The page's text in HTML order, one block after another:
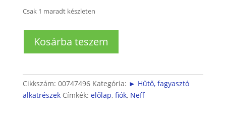
Csak 1 maradt készleten
hűtő
előlap
mennyiség
Kosárba teszem
Cikkszám: 00747496 Kategória: ► Hűtő, fagyasztó
alkatrészek Címkék: előlap, fiók, Neff